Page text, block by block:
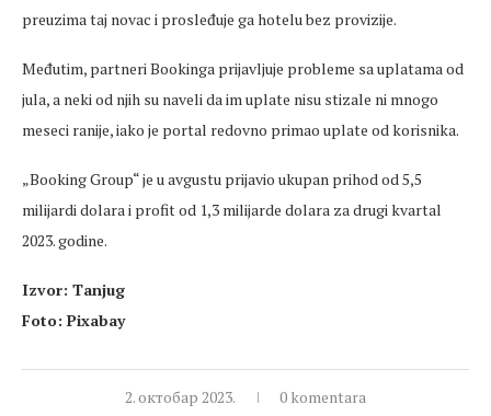
preuzima taj novac i prosleđuje ga hotelu bez provizije.
Međutim, partneri Bookinga prijavljuje probleme sa uplatama od
jula, a neki od njih su naveli da im uplate nisu stizale ni mnogo
meseci ranije, iako je portal redovno primao uplate od korisnika.
„Booking Group“ je u avgustu prijavio ukupan prihod od 5,5
milijardi dolara i profit od 1,3 milijarde dolara za drugi kvartal
2023. godine.
Izvor: Tanjug
Foto: Pixabay
2. октобар 2023. 0 komentara